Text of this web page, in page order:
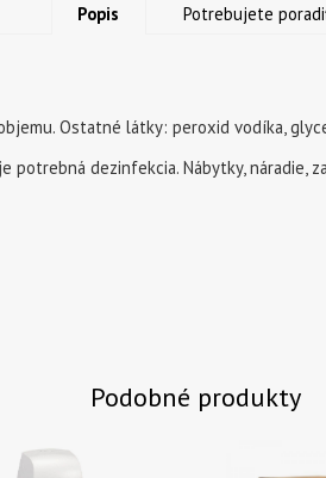
Popis Potrebujete
Ostatné látky: peroxid vodíka,
dezinfekcia. Nábytky, náradie,
Podobné produkty